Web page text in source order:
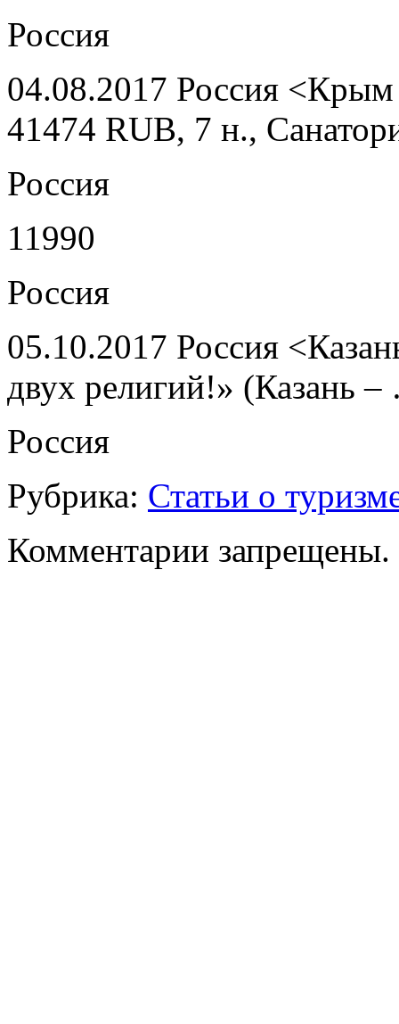
Россия
04.08.2017 Россия
41474 RUB, 7 н.,
Россия
11990
Россия
05.10.2017 Россия
двух религий!» (Казань
Россия
Рубрика: Статьи о
Комментарии запрещены.